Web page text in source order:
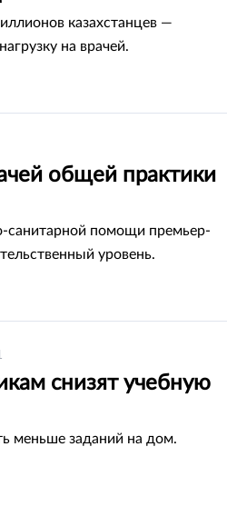
казахстанцев —
на врачей.
общей практики
санитарной помощи премьер-
уровень.
снизят учебную
меньше заданий на дом.